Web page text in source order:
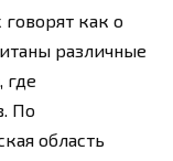
как о
различные
где
По
область